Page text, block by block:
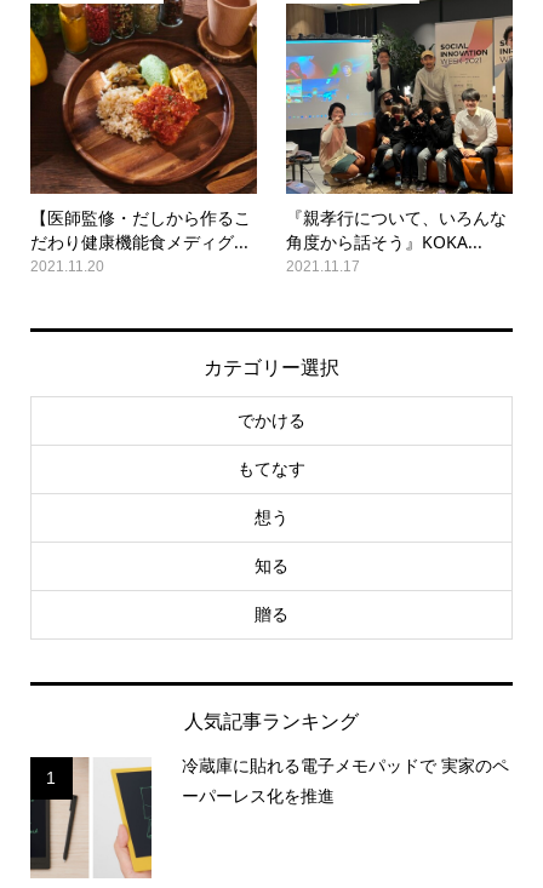
【医師監修・だしから作るこ
だわり健康機能食メディグ...
2021.11.20
『親孝行について、いろんな
角度から話そう』KOKA...
2021.11.17
カテゴリー選択
でかける
もてなす
想う
知る
贈る
人気記事ランキング
1
冷蔵庫に貼れる電子メモパッドで 実家のペ
ーパーレス化を推進